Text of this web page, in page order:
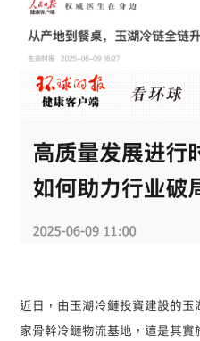
近日，由玉湖冷鏈投資建設的
家骨幹冷鏈物流基地，這是其